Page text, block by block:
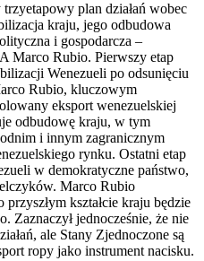
plan działań wobec
kraju, jego odbudowa
i gospodarcza –
Marco Rubio. Pierwszy etap
Wenezueli po odsunięciu
Rubio, kluczowym
eksport wenezuelskiej
odbudowę kraju, w tym
i innym zagranicznym
rynku. Ostatni etap
w demokratyczne państwo,
Marco Rubio
przyszłym kształcie kraju będzie
Zaznaczył jednocześnie, że nie
ale Stany Zjednoczone są
ropy jako instrument nacisku.